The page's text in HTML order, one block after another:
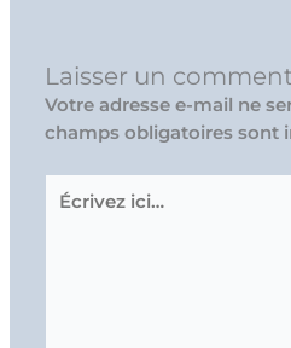
Laisser un
Votre adresse e-mail ne
champs obligatoires sont
ici…